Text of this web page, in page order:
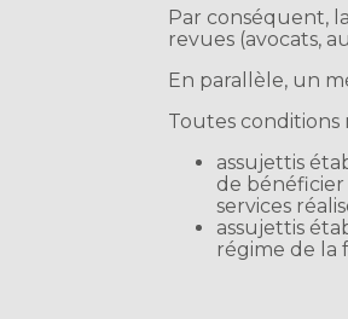
Par conséquent,
revues (avocats,
En parallèle, un
Toutes conditions
assujettis
de bénéficier
services
assujettis
régime de la